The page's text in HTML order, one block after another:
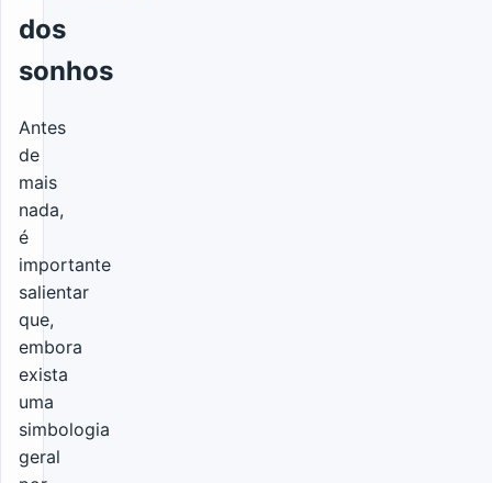
dos
sonhos
Antes
de
mais
nada,
é
importante
salientar
que,
embora
exista
uma
simbologia
geral